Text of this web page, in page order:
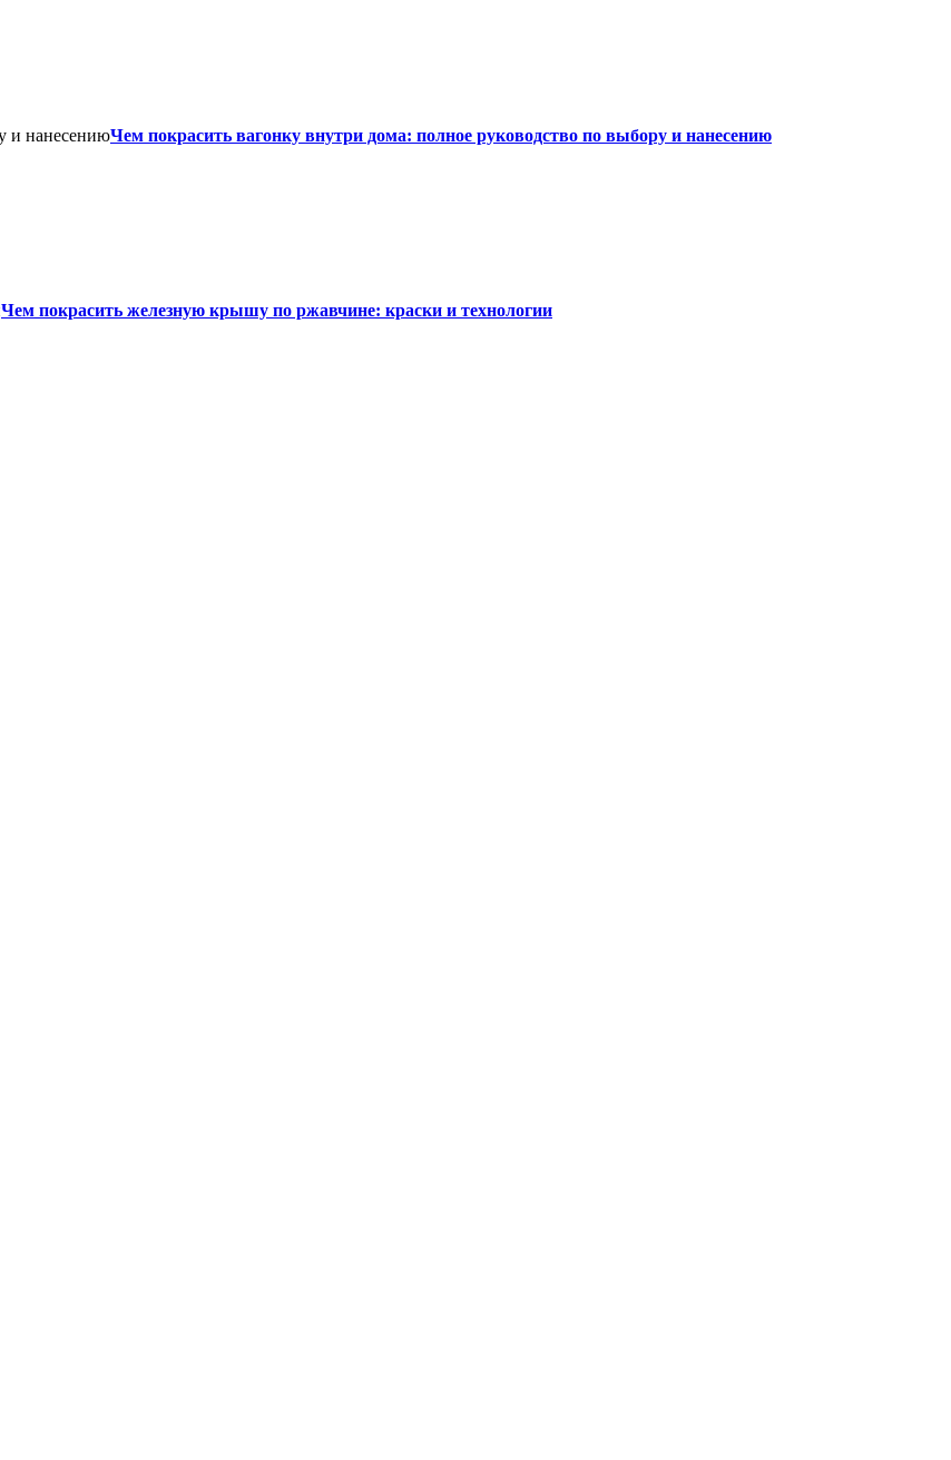
Чем покрасить вагонку внутри дома: полное руководство по выбору и нанесению
Чем покрасить железную крышу по ржавчине: краски и технологии